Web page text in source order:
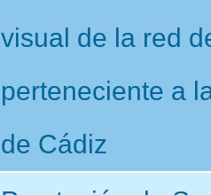
visual de la red
perteneciente a
de Cádiz